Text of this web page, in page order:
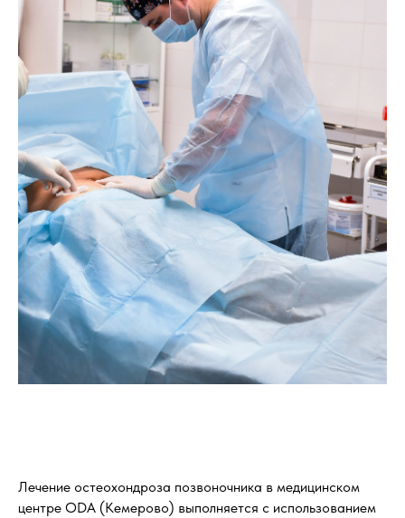
Лечение остеохондроза позвоночника в медицинском
центре ODA (Кемерово) выполняется с использованием